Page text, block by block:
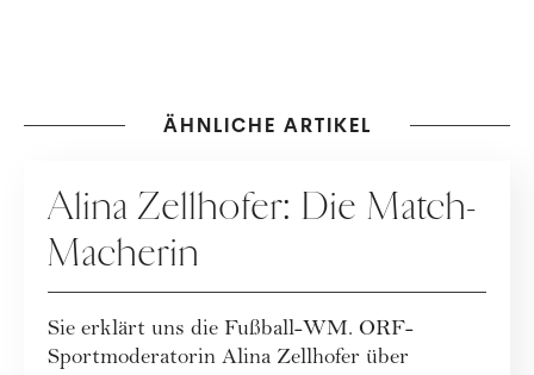
ÄHNLICHE ARTIKEL
Alina Zellhofer: Die Match-
Macherin
Sie erklärt uns die Fußball-WM. ORF-
Sportmoderatorin Alina Zellhofer über